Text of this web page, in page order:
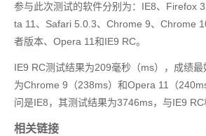
参与此次测试的软件分别为：IE8、Firefox
ta 11、Safari 5.0.3、Chrome 9、Chrome
者版本、Opera 11和IE9 RC。
IE9 RC测试结果为209毫秒（ms），成绩
为Chrome 9（238ms）和Opera 11（
问是IE8，其测试结果为3746ms，与IE9 RC
相关链接